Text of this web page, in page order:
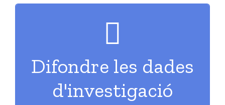
Difondre les dades
d'investigació
REPOSITORIS, DATA
JOURNALS, PROPIETAT
INTEL·LECTUAL...